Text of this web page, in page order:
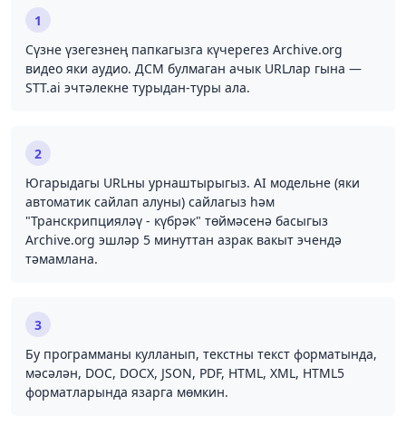
1
Сүзне үзегезнең папкагызга күчерегез Archive.org
видео яки аудио. ДСМ булмаган ачык URLлар гына —
STT.ai эчтәлекне турыдан-туры ала.
2
Югарыдагы URLны урнаштырыгыз. AI модельне (яки
автоматик сайлап алуны) сайлагыз һәм
"Транскрипцияләү - күбрәк" төймәсенә басыгыз
Archive.org эшләр 5 минуттан азрак вакыт эчендә
тәмамлана.
3
Бу программаны кулланып, текстны текст форматында,
мәсәлән, DOC, DOCX, JSON, PDF, HTML, XML, HTML5
форматларында язарга мөмкин.